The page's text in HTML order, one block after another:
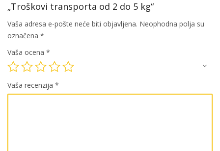
„Troškovi transporta od 2 do 5 kg“
Vaša adresa e-pošte neće biti objavljena. Neophodna polja su
označena *
Vaša ocena *
Vaša recenzija *